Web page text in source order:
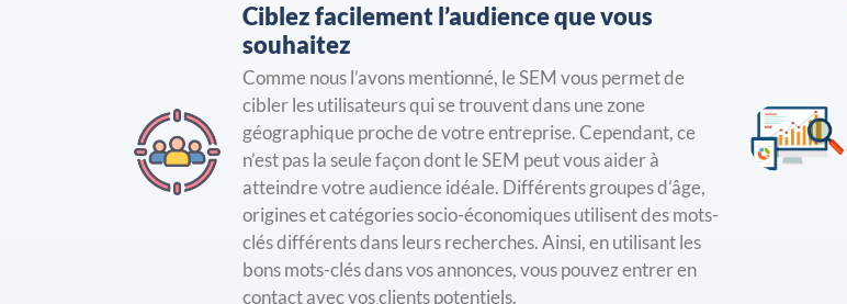
Ciblez facilement l’audience que vous
souhaitez
Comme nous l’avons mentionné, le SEM vous permet de
cibler les utilisateurs qui se trouvent dans une zone
géographique proche de votre entreprise. Cependant, ce
n’est pas la seule façon dont le SEM peut vous aider à
atteindre votre audience idéale. Différents groupes d’âge,
origines et catégories socio-économiques utilisent des mots-
clés différents dans leurs recherches. Ainsi, en utilisant les
bons mots-clés dans vos annonces, vous pouvez entrer en
contact avec vos clients potentiels.